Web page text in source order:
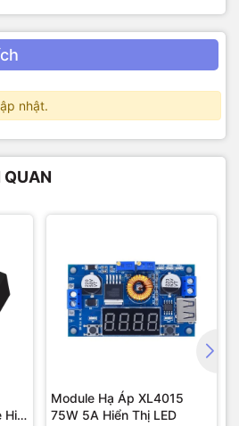
nhật.
QUAN
Hi-
Module Hạ Áp XL4015
75W 5A Hiển Thị LED